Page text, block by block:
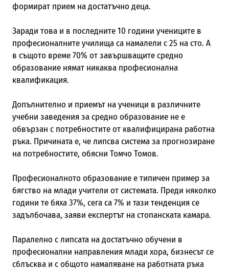
формират прием на достатъчно деца.
Заради това и в последните 10 години учениците в
професионалните училища са намалели с 25 на сто. А
в същото време 70% от завършващите средно
образование нямат никаква професионална
квалификация.
Допълнително и приемът на ученици в различните
учебни заведения за средно образование не е
обвързан с потребностите от квалифицирана работна
ръка. Причината е, че липсва система за прогнозиране
на потребностите, обясни Томчо Томов.
Професионалното образование е типичен пример за
бягство на млади учители от системата. Преди няколко
години те бяха 37%, сега са 7% и тази тенденция се
задълбочава, заяви експертът на стопанската камара.
Паралелно с липсата на достатъчно обучени в
професионални направления млади хора, бизнесът се
сблъсква и с общото намаляване на работната ръка